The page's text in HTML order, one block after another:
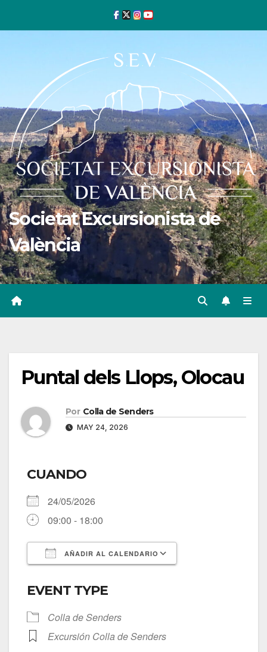
Societat Excursionista de
València
Puntal dels Llops, Olocau
Por Colla de Senders
MAY 24, 2026
CUANDO
24/05/2026
09:00 - 18:00
AÑADIR AL CALENDARIO
EVENT TYPE
Colla de Senders
Excursión Colla de Senders